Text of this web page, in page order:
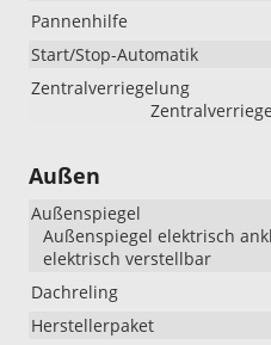
Pannenhilfe
Start/Stop-Automatik
Zentralverriegelung
Außen
Außenspiegel
Außenspiegel elektrisch
elektrisch verstellbar
Dachreling
Herstellerpaket